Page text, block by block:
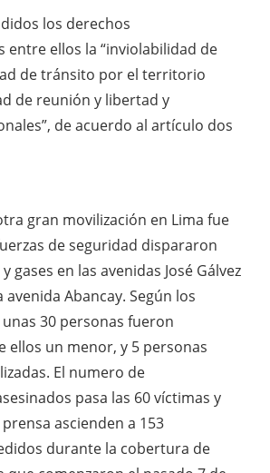
los derechos
entre ellos la “inviolabilidad de
de tránsito por el territorio
de reunión y libertad y
de acuerdo al artículo dos
gran movilización en Lima fue
de seguridad dispararon
gases en las avenidas José Gálvez
avenida Abancay. Según los
30 personas fueron
ellos un menor, y 5 personas
El numero de
pasa las 60 víctimas y
ascienden a 153
durante la cobertura de